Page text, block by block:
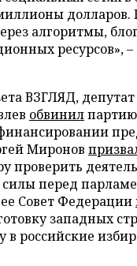
долларов.
алгоритмы,
ресурсов», –
ВЗГЛЯД,
обвинилпартию
Миронов
проверить
перед
Совет Федерации
западных
в российские